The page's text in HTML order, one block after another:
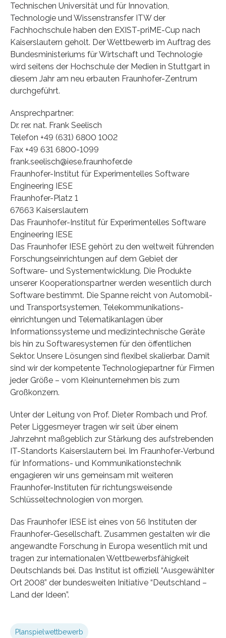
Technischen Universität und für Innovation,
Technologie und Wissenstransfer ITW der
Fachhochschule haben den EXIST-priME-Cup nach
Kaiserslautern geholt. Der Wettbewerb im Auftrag des
Bundesministeriums für Wirtschaft und Technologie
wird seitens der Hochschule der Medien in Stuttgart in
diesem Jahr am neu erbauten Fraunhofer-Zentrum
durchgeführt.
Ansprechpartner:
Dr. rer. nat. Frank Seelisch
Telefon +49 (631) 6800 1002
Fax +49 631 6800-1099
frank.seelisch@iese.fraunhofer.de
Fraunhofer-Institut für Experimentelles Software
Engineering IESE
Fraunhofer-Platz 1
67663 Kaiserslautern
Das Fraunhofer-Institut für Experimentelles Software
Engineering IESE
Das Fraunhofer IESE gehört zu den weltweit führenden
Forschungseinrichtungen auf dem Gebiet der
Software- und Systementwicklung. Die Produkte
unserer Kooperationspartner werden wesentlich durch
Software bestimmt. Die Spanne reicht von Automobil-
und Transportsystemen, Telekommunikations-
einrichtungen und Telematikanlagen über
Informationssysteme und medizintechnische Geräte
bis hin zu Softwaresystemen für den öffentlichen
Sektor. Unsere Lösungen sind flexibel skalierbar. Damit
sind wir der kompetente Technologiepartner für Firmen
jeder Größe – vom Kleinunternehmen bis zum
Großkonzern.
Unter der Leitung von Prof. Dieter Rombach und Prof.
Peter Liggesmeyer tragen wir seit über einem
Jahrzehnt maßgeblich zur Stärkung des aufstrebenden
IT-Standorts Kaiserslautern bei. Im Fraunhofer-Verbund
für Informations- und Kommunikationstechnik
engagieren wir uns gemeinsam mit weiteren
Fraunhofer-Instituten für richtungsweisende
Schlüsseltechnologien von morgen.
Das Fraunhofer IESE ist eines von 56 Instituten der
Fraunhofer-Gesellschaft. Zusammen gestalten wir die
angewandte Forschung in Europa wesentlich mit und
tragen zur internationalen Wettbewerbsfähigkeit
Deutschlands bei. Das Institut ist offiziell “Ausgewählter
Ort 2008” der bundesweiten Initiative “Deutschland –
Land der Ideen”.
Planspielwettbewerb